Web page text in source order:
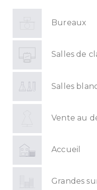
Bureaux
Salles de
Salles
Vente au
Accueil
Grandes